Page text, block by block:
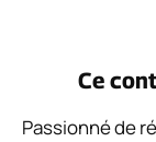
Ce
Passionné de